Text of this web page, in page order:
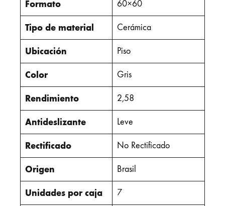
Formato 60×60
Tipo de material Cerámica
Ubicación Piso
Color Gris
Rendimiento 2,58
Antideslizante Leve
Rectificado No Rectificado
Origen Brasil
Unidades por caja 7